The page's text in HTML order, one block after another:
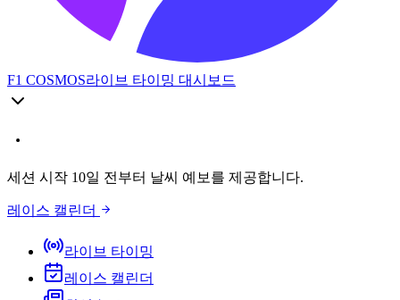
F1 COSMOS라이브 타이밍 대시보드
세션 시작 10일 전부터 날씨 예보를 제공합니다.
레이스 캘린더
라이브 타이밍
레이스 캘린더